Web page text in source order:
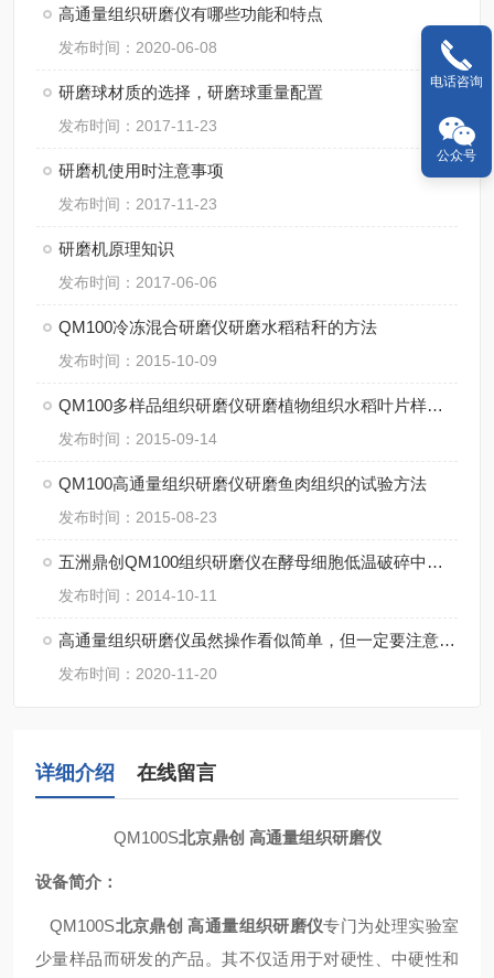
高通量组织研磨仪有哪些功能和特点
发布时间：2020-06-08
研磨球材质的选择，研磨球重量配置
发布时间：2017-11-23
研磨机使用时注意事项
发布时间：2017-11-23
研磨机原理知识
发布时间：2017-06-06
QM100冷冻混合研磨仪研磨水稻秸秆的方法
发布时间：2015-10-09
QM100多样品组织研磨仪研磨植物组织水稻叶片样品方法
发布时间：2015-09-14
QM100高通量组织研磨仪研磨鱼肉组织的试验方法
发布时间：2015-08-23
五洲鼎创QM100组织研磨仪在酵母细胞低温破碎中的应用
发布时间：2014-10-11
高通量组织研磨仪虽然操作看似简单，但一定要注意细节
发布时间：2020-11-20
详细介绍 在线留言
QM100S北京鼎创 高通量组织研磨仪
设备简介：
QM100S北京鼎创 高通量组织研磨仪专门为处理实验室
少量样品而研发的产品。其不仅适用于对硬性、中硬性和
电话咨询
公众号